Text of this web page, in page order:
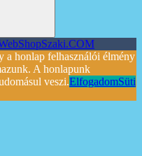
a honlap felhasználói élmény
A honlapunk
veszi.ElfogadomSüti